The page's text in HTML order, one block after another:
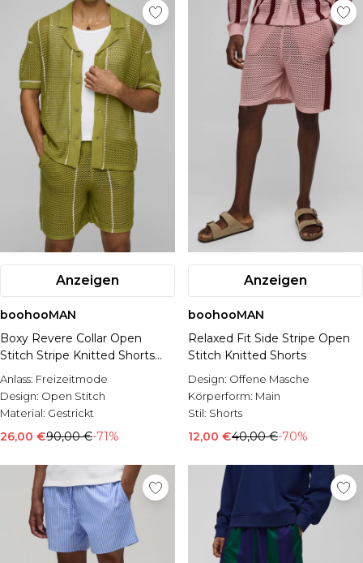
Anzeigen
boohooMAN
Boxy Revere Collar Open
Stitch Stripe Knitted Shorts
Set
Anlass: Freizeitmode
Design: Open Stitch
Material: Gestrickt
26,00 €90,00 €-71%
Anzeigen
boohooMAN
Relaxed Fit Side Stripe Open
Stitch Knitted Shorts
Design: Offene Masche
Körperform: Main
Stil: Shorts
12,00 €40,00 €-70%